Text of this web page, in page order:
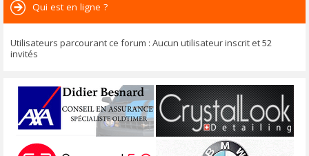
Qui est en ligne ?
Utilisateurs parcourant ce forum : Aucun utilisateur inscrit et 52
invités